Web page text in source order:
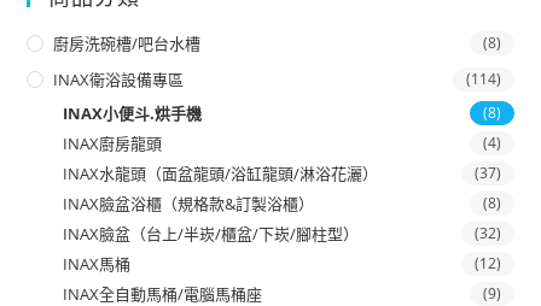
廚房洗碗槽/吧台水槽 (8)
INAX衛浴設備專區 (114)
INAX小便斗.烘手機 (8)
INAX廚房龍頭 (4)
INAX水龍頭（面盆龍頭/浴缸龍頭/淋浴花灑） (37)
INAX臉盆浴櫃（規格款&訂製浴櫃） (8)
INAX臉盆（台上/半崁/櫃盆/下崁/腳柱型） (32)
INAX馬桶 (12)
INAX全自動馬桶/電腦馬桶座 (9)